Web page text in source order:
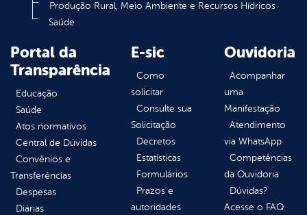
Produção Rural, Meio Ambiente e Recursos Hídricos
Saúde
Portal da
Transparência
Educação
Saúde
Atos normativos
Central de Dúvidas
Convênios e
Transferências
Despesas
Diárias
E-sic
Como
solicitar
Consulte sua
Solicitação
Decretos
Estatísticas
Formulários
Prazos e
autoridades
Ouvidoria
Acompanhar
uma
Manifestação
Atendimento
via WhatsApp
Competências
da Ouvidoria
Dúvidas?
Acesse o FAQ